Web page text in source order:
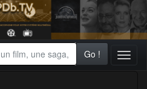
Go !